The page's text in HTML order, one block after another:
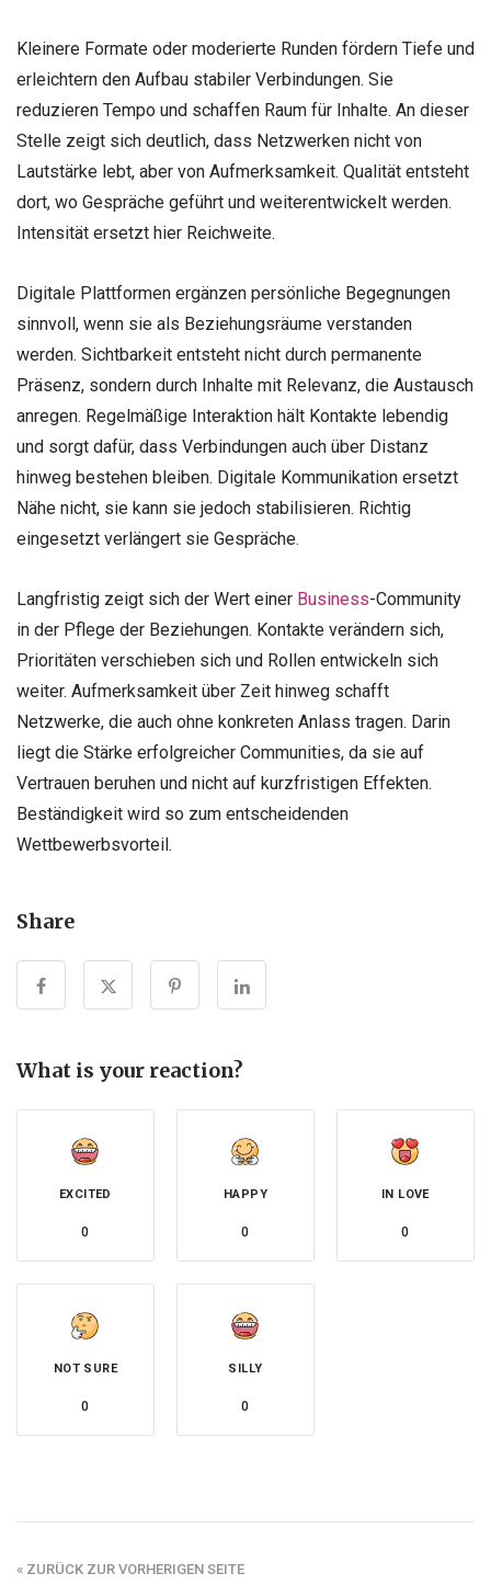
Kleinere Formate oder moderierte Runden fördern Tiefe und
erleichtern den Aufbau stabiler Verbindungen. Sie
reduzieren Tempo und schaffen Raum für Inhalte. An dieser
Stelle zeigt sich deutlich, dass Netzwerken nicht von
Lautstärke lebt, aber von Aufmerksamkeit. Qualität entsteht
dort, wo Gespräche geführt und weiterentwickelt werden.
Intensität ersetzt hier Reichweite.
Digitale Plattformen ergänzen persönliche Begegnungen
sinnvoll, wenn sie als Beziehungsräume verstanden
werden. Sichtbarkeit entsteht nicht durch permanente
Präsenz, sondern durch Inhalte mit Relevanz, die Austausch
anregen. Regelmäßige Interaktion hält Kontakte lebendig
und sorgt dafür, dass Verbindungen auch über Distanz
hinweg bestehen bleiben. Digitale Kommunikation ersetzt
Nähe nicht, sie kann sie jedoch stabilisieren. Richtig
eingesetzt verlängert sie Gespräche.
Langfristig zeigt sich der Wert einer Business-Community
in der Pflege der Beziehungen. Kontakte verändern sich,
Prioritäten verschieben sich und Rollen entwickeln sich
weiter. Aufmerksamkeit über Zeit hinweg schafft
Netzwerke, die auch ohne konkreten Anlass tragen. Darin
liegt die Stärke erfolgreicher Communities, da sie auf
Vertrauen beruhen und nicht auf kurzfristigen Effekten.
Beständigkeit wird so zum entscheidenden
Wettbewerbsvorteil.
Share
What is your reaction?
EXCITED
0
HAPPY
0
IN LOVE
0
NOT SURE
0
SILLY
0
« ZURÜCK ZUR VORHERIGEN SEITE